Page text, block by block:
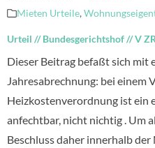
Mieten Urteile,
Urteil //Bundesgerichtshof//V
Dieser Beitrag befaßt sich
Jahresabrechnung: bei einem
Heizkostenverordnung ist ein
anfechtbar, nicht nichtig . Um
Beschluss daher innerhalb